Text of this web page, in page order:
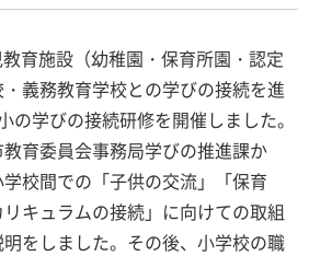
育施設（幼稚園・保育所園・認定
義務教育学校との学びの接続を進
の学びの接続研修を開催しました。
育委員会事務局学びの推進課か
校間での「子供の交流」「保育
キュラムの接続」に向けての取組
をしました。その後、小学校の職